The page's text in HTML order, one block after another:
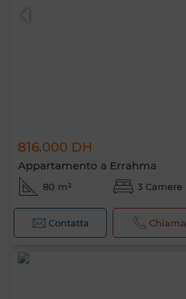
816.000 DH
Appartamento a Errahma
80 m² 3 Camere
Contatta Chiama